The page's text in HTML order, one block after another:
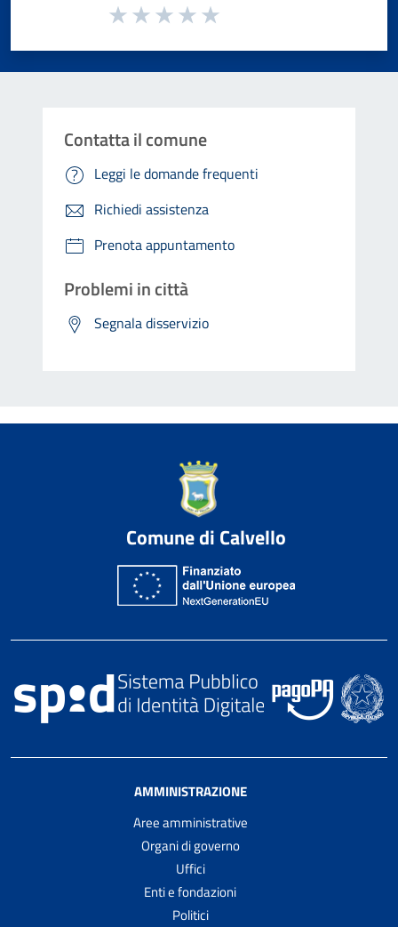
Valuta da 1 a 5 stelle la pagina
Contatta il comune
Leggi le domande frequenti
Richiedi assistenza
Prenota appuntamento
Problemi in città
Segnala disservizio
Comune di Calvello
AMMINISTRAZIONE
Aree amministrative
Organi di governo
Uffici
Enti e fondazioni
Politici